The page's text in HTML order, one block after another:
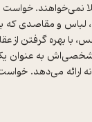
نمی‌خواهند.
و مقاصدی که
بهره گرفتن از
شخصی‌اش به عنوان
ارائه می‌دهد.